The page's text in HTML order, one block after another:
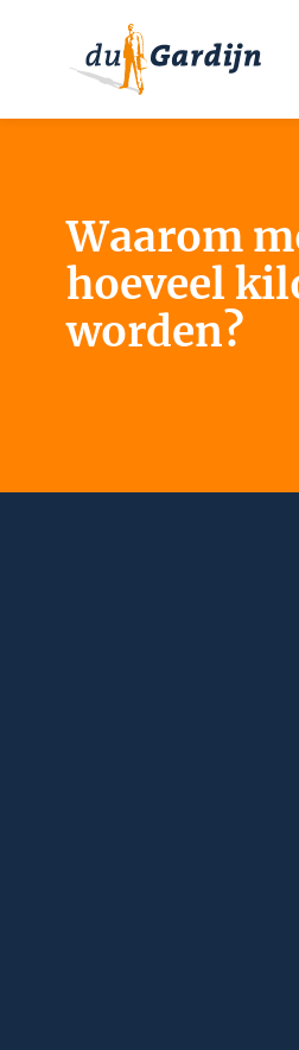
Waarom
hoeveel
worden?